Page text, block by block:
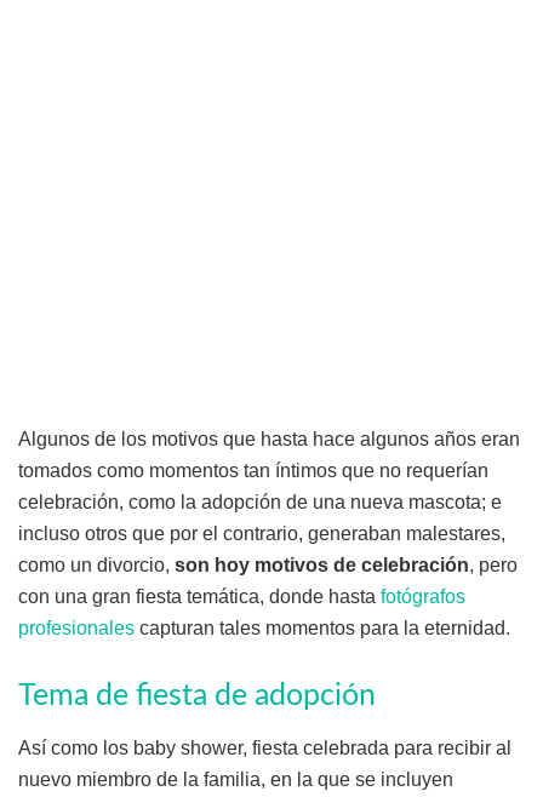
Algunos de los motivos que hasta hace algunos años eran
tomados como momentos tan íntimos que no requerían
celebración, como la adopción de una nueva mascota; e
incluso otros que por el contrario, generaban malestares,
como un divorcio, son hoy motivos de celebración, pero
con una gran fiesta temática, donde hasta fotógrafos
profesionales capturan tales momentos para la eternidad.
Tema de fiesta de adopción
Así como los baby shower, fiesta celebrada para recibir al
nuevo miembro de la familia, en la que se incluyen